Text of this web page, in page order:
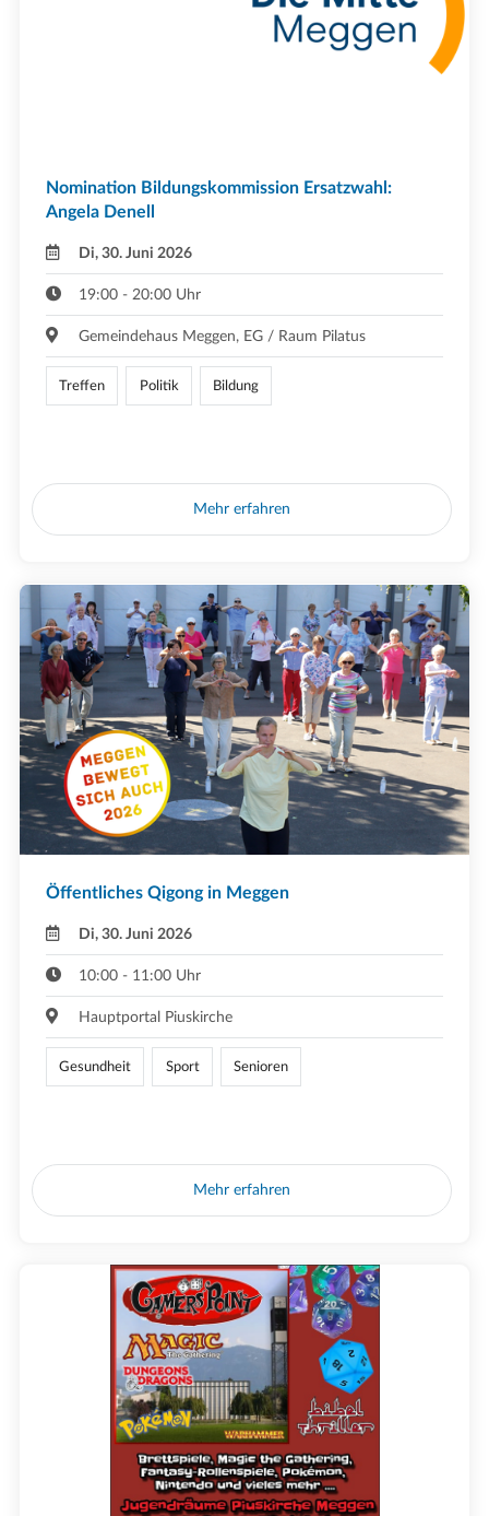
Nomination Bildungskommission Ersatzwahl:
Angela Denell
Di, 30. Juni 2026
19:00 - 20:00 Uhr
Gemeindehaus Meggen, EG / Raum Pilatus
Treffen Politik Bildung
Mehr erfahren
Öffentliches Qigong in Meggen
Di, 30. Juni 2026
10:00 - 11:00 Uhr
Hauptportal Piuskirche
Gesundheit Sport Senioren
Mehr erfahren